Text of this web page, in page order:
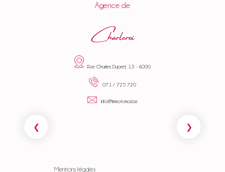
Agence de
Charleroi
Rue Charles Dupret, 13 - 6000
071 / 725 720
info@immotoma.be
Mentions légales